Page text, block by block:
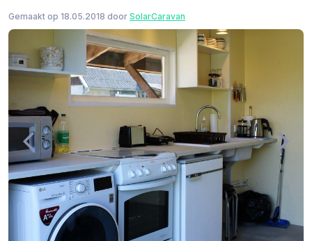
Gemaakt op 18.05.2018 door SolarCaravan